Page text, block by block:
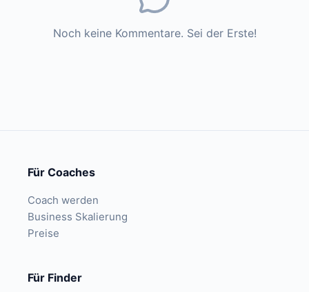
Noch keine Kommentare. Sei der Erste!
Für Coaches
Coach werden
Business Skalierung
Preise
Für Finder